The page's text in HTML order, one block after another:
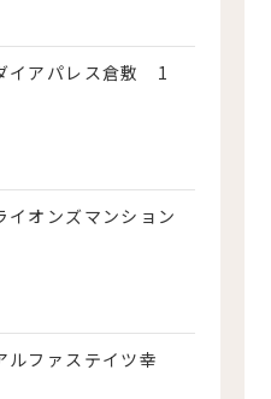
イアパレス倉敷 1
オンズマンション
ファステイツ幸